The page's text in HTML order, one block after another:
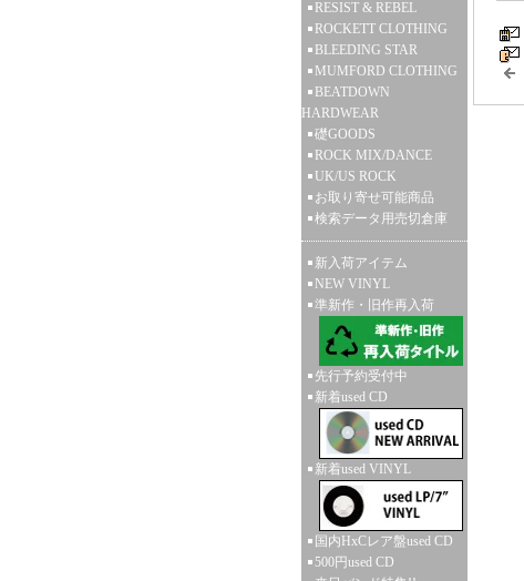
RESIST & REBEL
ROCKETT CLOTHING
BLEEDING STAR
MUMFORD CLOTHING
BEATDOWN
HARDWEAR
礎GOODS
ROCK MIX/DANCE
UK/US ROCK
お取り寄せ可能商品
検索データ用売切倉庫
新入荷アイテム
NEW VINYL
準新作・旧作再入荷
先行予約受付中
新着used CD
新着used VINYL
国内HxCレア盤used CD
500円used CD